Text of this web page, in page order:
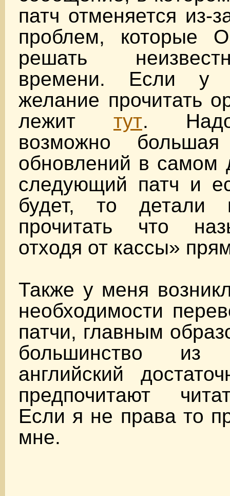
патч отменяется из-
проблем, которые
решать
времени. Если у
желание прочитать
лежит тут. Надо
возможно
обновлений в самом
следующий патч и
будет, то детали
прочитать что
отходя от кассы»
Также у меня
необходимости
патчи, главным
большинство
английский
предпочитают
Если я не права то
мне.